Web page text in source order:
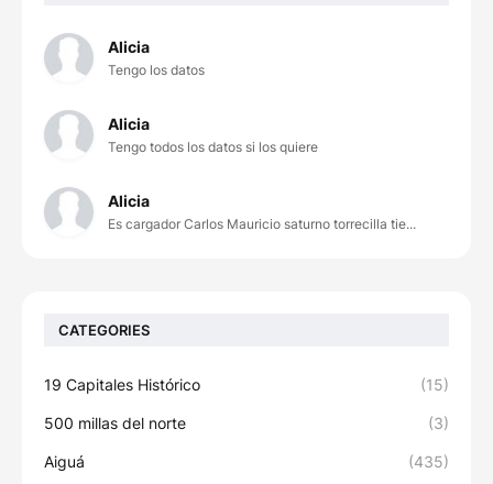
Alicia
Tengo los datos
Alicia
Tengo todos los datos si los quiere
Alicia
Es cargador Carlos Mauricio saturno torrecilla tie...
CATEGORIES
19 Capitales Histórico (15)
500 millas del norte (3)
Aiguá (435)